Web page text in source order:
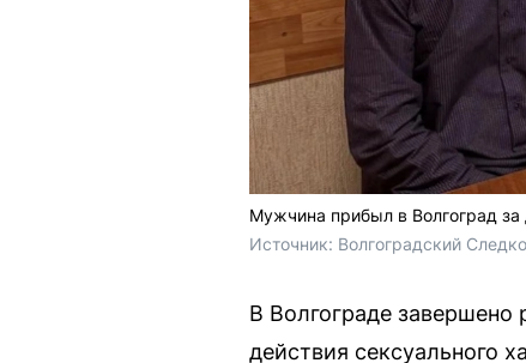
Мужчина прибыл в Волгоград
Источник: Волгоградский
В Волгограде завершено
действия сексуального